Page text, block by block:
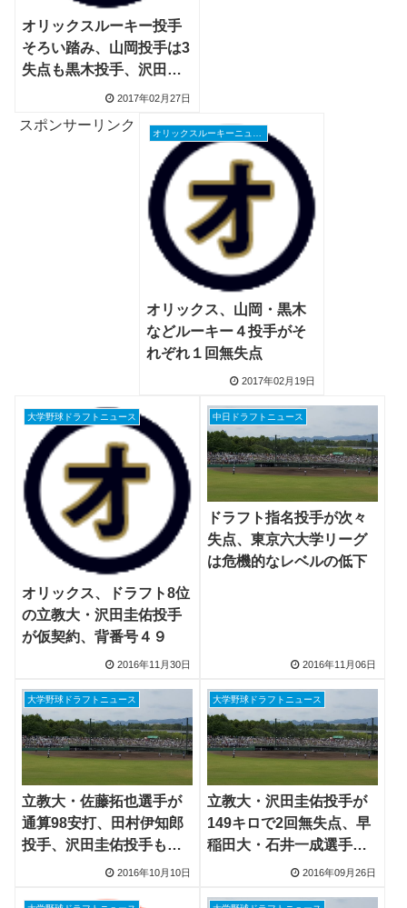
オリックスルーキー投手
そろい踏み、山岡投手は3
失点も黒木投手、沢田投
2017年02月27日
スポンサーリンク
オリックス、山岡・黒木
などルーキー４投手がそ
れぞれ１回無失点
2017年02月19日
大学野球ドラフトニュース
オリックス、ドラフト8位
の立教大・沢田圭佑投手
が仮契約、背番号４９
2016年11月30日
中日ドラフトニュース
ドラフト指名投手が次々
失点、東京六大学リーグ
は危機的なレベルの低下
2016年11月06日
大学野球ドラフトニュース
立教大・佐藤拓也選手が
通算98安打、田村伊知郎
投手、沢田圭佑投手も好
2016年10月10日
大学野球ドラフトニュース
立教大・沢田圭佑投手が
149キロで2回無失点、早
稲田大・石井一成選手は3
2016年09月26日